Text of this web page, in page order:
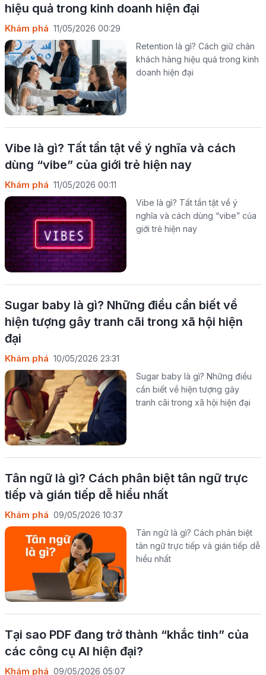
hiệu quả trong kinh doanh hiện đại
Khám phá 11/05/2026 00:29
Retention là gì? Cách giữ chân
khách hàng hiệu quả trong kinh
doanh hiện đại
Vibe là gì? Tất tần tật về ý nghĩa và cách
dùng “vibe” của giới trẻ hiện nay
Khám phá 11/05/2026 00:11
Vibe là gì? Tất tần tật về ý
nghĩa và cách dùng “vibe” của
giới trẻ hiện nay
Sugar baby là gì? Những điều cần biết về
hiện tượng gây tranh cãi trong xã hội hiện
đại
Khám phá 10/05/2026 23:31
Sugar baby là gì? Những điều
cần biết về hiện tượng gây
tranh cãi trong xã hội hiện đại
Tân ngữ là gì? Cách phân biệt tân ngữ trực
tiếp và gián tiếp dễ hiểu nhất
Khám phá 09/05/2026 10:37
Tân ngữ là gì? Cách phân biệt
tân ngữ trực tiếp và gián tiếp dễ
hiểu nhất
Tại sao PDF đang trở thành “khắc tinh” của
các công cụ AI hiện đại?
Khám phá 09/05/2026 05:07